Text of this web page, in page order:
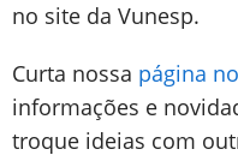
no site da Vunesp.
Curta nossa página
informações e
troque ideias com